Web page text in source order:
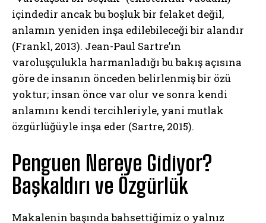
içindedir ancak bu boşluk bir felaket değil,
anlamın yeniden inşa edilebileceği bir alandır
(Frankl, 2013). Jean-Paul Sartre’ın
varoluşçulukla harmanladığı bu bakış açısına
göre de insanın önceden belirlenmiş bir özü
yoktur; insan önce var olur ve sonra kendi
anlamını kendi tercihleriyle, yani mutlak
özgürlüğüyle inşa eder (Sartre, 2015).
Penguen Nereye Gidiyor?
Başkaldırı ve Özgürlük
Makalenin başında bahsettiğimiz o yalnız